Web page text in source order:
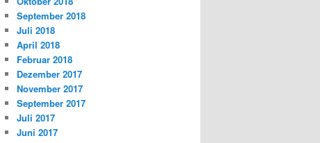
September 2018
Juli 2018
April 2018
Februar 2018
Dezember 2017
November 2017
September 2017
Juli 2017
Juni 2017